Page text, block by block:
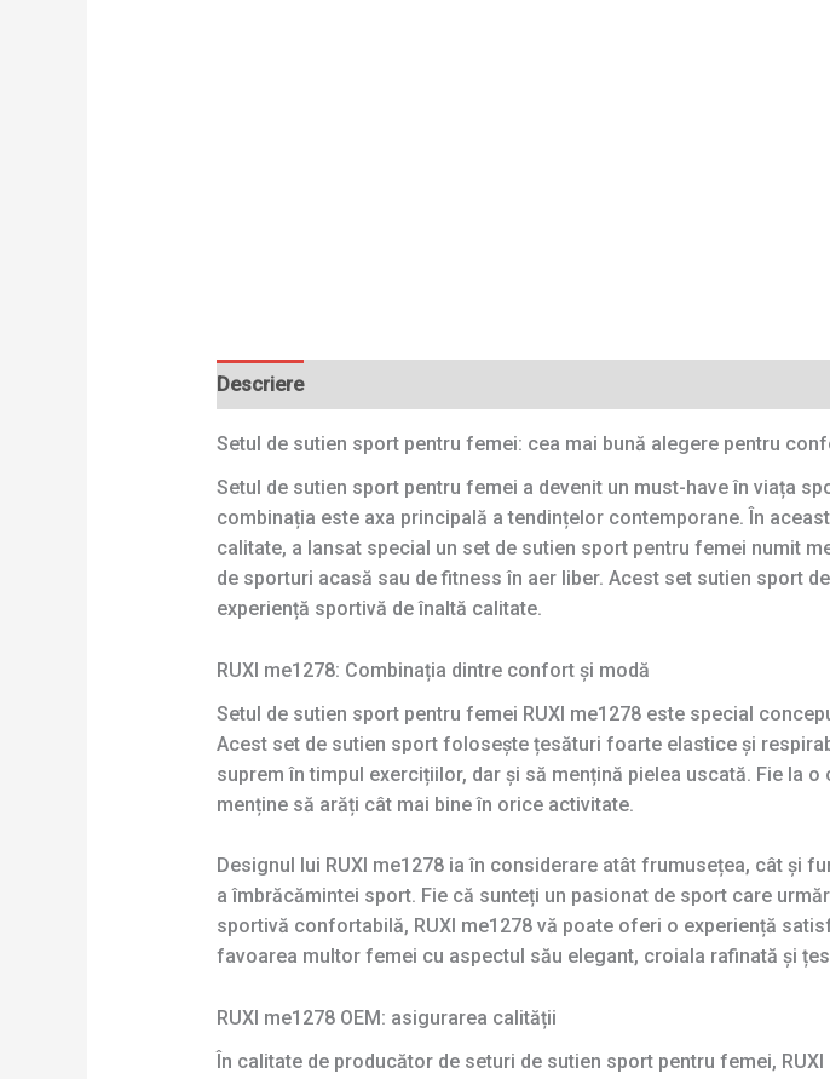
Descriere
Setul de sutien sport pentru femei: cea mai bună alegere pentru
Setul de sutien sport pentru femei a devenit un must-have în viața
combinația este axa principală a tendințelor contemporane. În
calitate, a lansat special un set de sutien sport pentru femei numit
de sporturi acasă sau de fitness în aer liber. Acest set sutien sport
experiență sportivă de înaltă calitate.
RUXI me1278: Combinația dintre confort și modă
Setul de sutien sport pentru femei RUXI me1278 este special
Acest set de sutien sport folosește țesături foarte elastice și
suprem în timpul exercițiilor, dar și să mențină pielea uscată. Fie la
menține să arăți cât mai bine în orice activitate.
Designul lui RUXI me1278 ia în considerare atât frumusețea, cât și
a îmbrăcămintei sport. Fie că sunteți un pasionat de sport care
sportivă confortabilă, RUXI me1278 vă poate oferi o experiență
favoarea multor femei cu aspectul său elegant, croiala rafinată și
RUXI me1278 OEM: asigurarea calității
În calitate de producător de seturi de sutien sport pentru femei,